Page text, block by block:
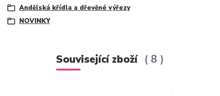
Andělská křídla a dřevěné výřezy
NOVINKY
Související zboží 8